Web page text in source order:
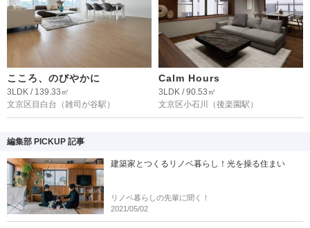
こころ、のびやかに
3LDK / 139.33㎡
文京区目白台 （雑司が谷駅）
Calm Hours
3LDK / 90.53㎡
文京区小石川
（後楽園駅）
編集部 PICKUP 記事
建築家とつくるリノベ暮らし！光を操る住まい
リノベ暮らしの先輩に聞く！
2021/05/02